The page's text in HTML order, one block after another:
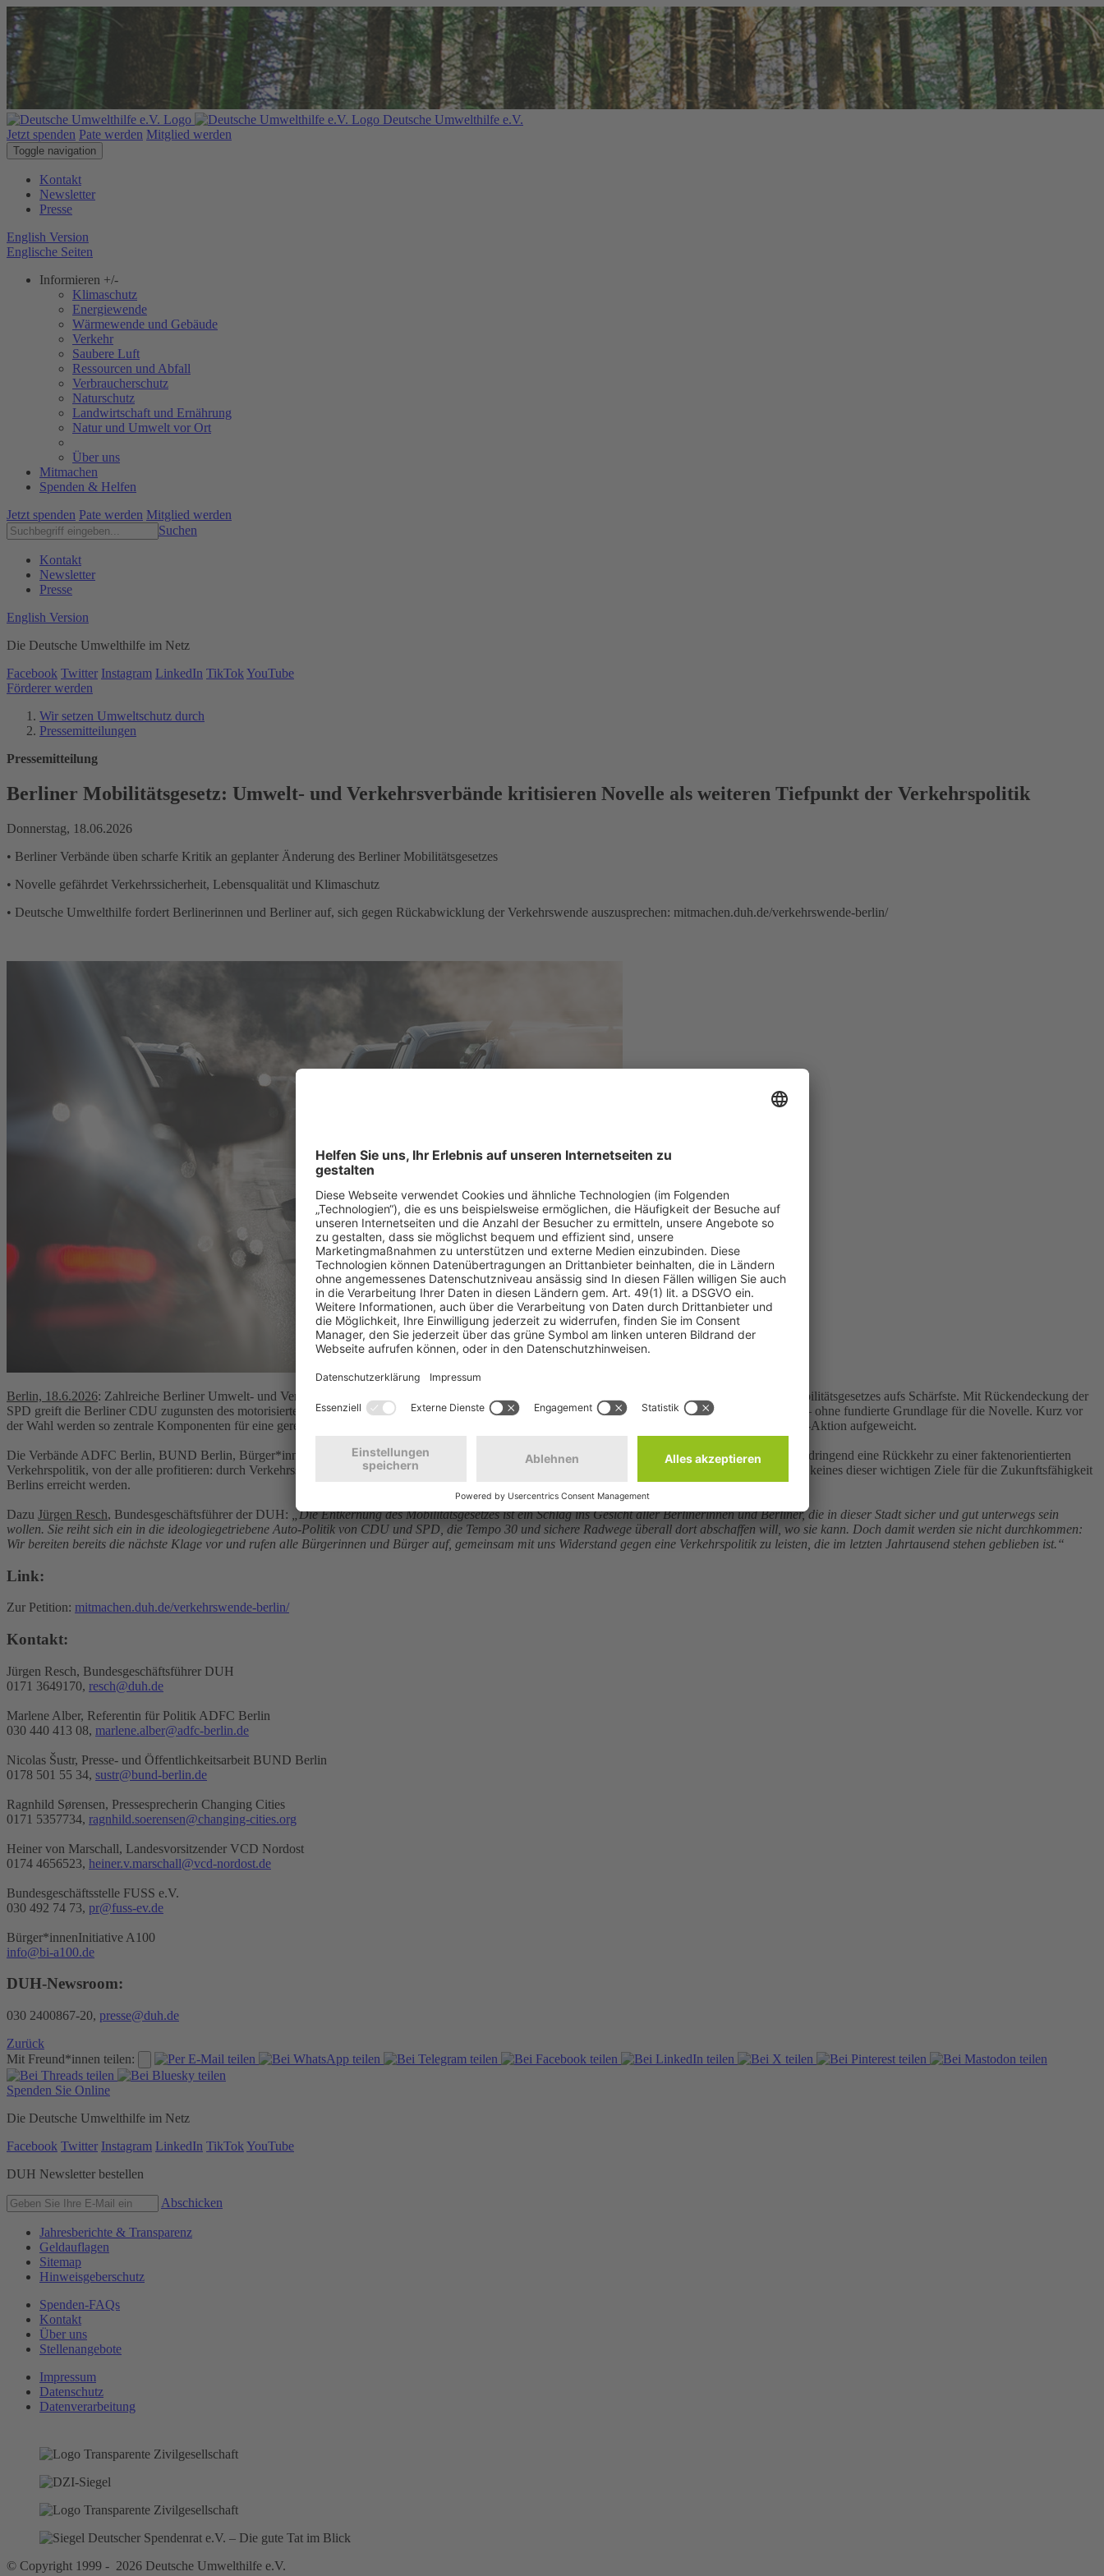
Deutsche Umwelthilfe e.V.
Jetzt spenden Pate werden Mitglied werden
Toggle navigation
Kontakt
Newsletter
Presse
English Version
Englische Seiten
Informieren +/-
Klimaschutz
Energiewende
Wärmewende und Gebäude
Verkehr
Saubere Luft
Ressourcen und Abfall
Verbraucherschutz
Naturschutz
Landwirtschaft und Ernährung
Natur und Umwelt vor Ort
Über uns
Mitmachen
Spenden & Helfen
Jetzt spenden Pate werden Mitglied werden
Suchen
Kontakt
Newsletter
Presse
English Version
Die Deutsche Umwelthilfe im Netz
Facebook Twitter Instagram LinkedIn TikTok YouTube
Förderer werden
Wir setzen Umweltschutz durch
Pressemitteilungen
Pressemitteilung
Berliner Mobilitätsgesetz: Umwelt- und Verkehrsverbände kritisieren Novelle als weiteren Tiefpunkt der Verkehrspolitik
Donnerstag, 18.06.2026
• Berliner Verbände üben scharfe Kritik an geplanter Änderung des Berliner Mobilitätsgesetzes
• Novelle gefährdet Verkehrssicherheit, Lebensqualität und Klimaschutz
• Deutsche Umwelthilfe fordert Berlinerinnen und Berliner auf, sich gegen Rückabwicklung der Verkehrswende auszusprechen: mitmachen.duh.de/verkehrswende-berlin/
Berlin, 18.6.2026: Zahlreiche Berliner Umwelt- und Verkehrsverbände kritisieren die für heute geplante Verabschiedung der Änderungen des Berliner Mobilitätsgesetzes aufs Schärfste. Mit Rückendeckung der
SPD greift die Berliner CDU zugunsten des motorisierten Individualverkehrs den gesamten Umweltverbund von Bus und Bahn, Rad- und Fußverkehr an – ohne fundierte Grundlage für die Novelle. Kurz vor
der Wahl werden so zentrale Komponenten für eine gerechtere Aufteilung des Verkehrsraums und Maßnahmen für die Verkehrssicherheit in einer Hauruck-Aktion aufgeweicht.
Die Verbände ADFC Berlin, BUND Berlin, Bürger*innenInitiative A100, Changing Cities, Deutsche Umwelthilfe, FUSS e.V. und VCD Nordost fordern dringend eine Rückkehr zu einer faktenorientierten
Verkehrspolitik, von der alle profitieren: durch Verkehrssicherheit, Gesundheit, Lebensqualität in der Stadt und Klimaschutz. Mit dem aktuellen Kurs kann keines dieser wichtigen Ziele für die Zukunftsfähigkeit
Berlins erreicht werden.
Dazu Jürgen Resch, Bundesgeschäftsführer der DUH:
„Die Entkernung des Mobilitätsgesetzes ist ein Schlag ins Gesicht aller Berlinerinnen und Berliner, die in dieser Stadt sicher und gut unterwegs sein
wollen. Sie reiht sich ein in die ideologiegetriebene Auto-Politik von CDU und SPD, die Tempo 30 und sichere Radwege überall dort abschaffen will, wo sie kann. Doch damit werden sie nicht durchkommen:
Wir bereiten bereits die nächste Klage vor und rufen alle Bürgerinnen und Bürger auf, gemeinsam mit uns Widerstand gegen eine Verkehrspolitik zu leisten, die im letzten Jahrtausend stehen geblieben ist.“
Link:
Zur Petition: mitmachen.duh.de/verkehrswende-berlin/
Kontakt:
Jürgen Resch, Bundesgeschäftsführer DUH
0171 3649170, resch@duh.de
Marlene Alber, Referentin für Politik ADFC Berlin
030 440 413 08, marlene.alber@adfc-berlin.de
Nicolas Šustr, Presse- und Öffentlichkeitsarbeit BUND Berlin
0178 501 55 34, sustr@bund-berlin.de
Ragnhild Sørensen, Pressesprecherin Changing Cities
0171 5357734, ragnhild.soerensen@changing-cities.org
Heiner von Marschall, Landesvorsitzender VCD Nordost
0174 4656523, heiner.v.marschall@vcd-nordost.de
Bundesgeschäftsstelle FUSS e.V.
030 492 74 73, pr@fuss-ev.de
Bürger*innenInitiative A100
info@bi-a100.de
DUH-Newsroom:
030 2400867-20, presse@duh.de
Zurück
Mit Freund*innen teilen:
Spenden Sie Online
Die Deutsche Umwelthilfe im Netz
Facebook Twitter Instagram LinkedIn TikTok YouTube
DUH Newsletter bestellen
Abschicken
Jahresberichte & Transparenz
Geldauflagen
Sitemap
Hinweisgeberschutz
Spenden-FAQs
Kontakt
Über uns
Stellenangebote
Impressum
Datenschutz
Datenverarbeitung
© Copyright 1999 - 2026 Deutsche Umwelthilfe e.V.